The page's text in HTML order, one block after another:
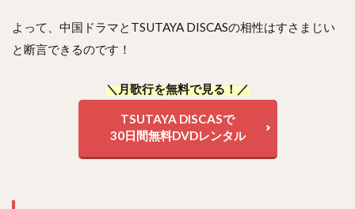
よって、中国ドラマとTSUTAYA DISCASの相性はすさまじい
と断言できるのです！
＼月歌行を無料で見る！／
TSUTAYA DISCASで
30日間無料DVDレンタル